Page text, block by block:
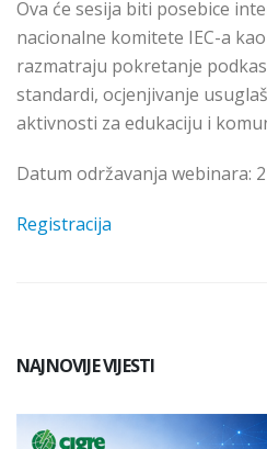
Ova će sesija biti posebice
nacionalne komitete IEC-a
razmatraju pokretanje
standardi, ocjenjivanje
aktivnosti za edukaciju i
Datum održavanja webinara:
Registracija
NAJNOVIJE VIJESTI